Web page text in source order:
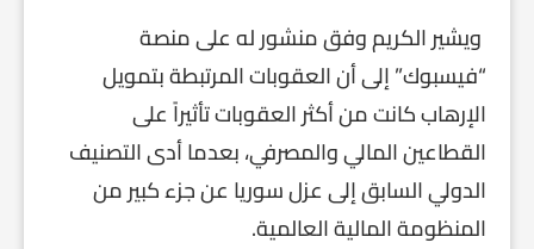
ويشير الكريم وفق منشور له على منصة
“فيسبوك” إلى أن العقوبات المرتبطة بتمويل
الإرهاب كانت من أكثر العقوبات تأثيراً على
القطاعين المالي والمصرفي، بعدما أدى التصنيف
الدولي السابق إلى عزل سوريا عن جزء كبير من
المنظومة المالية العالمية.